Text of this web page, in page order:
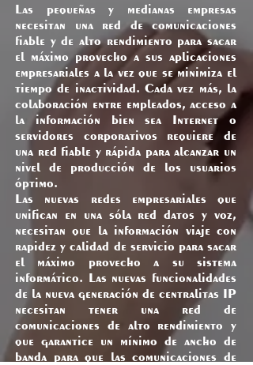
Las pequeñas y medianas empresas
necesitan una red de comunicaciones
fiable y de alto rendimiento para sacar
el máximo provecho a sus aplicaciones
empresariales a la vez que se minimiza el
tiempo de inactividad. Cada vez más, la
colaboración entre empleados, acceso a
la información bien sea Internet o
servidores corporativos requiere de
una red fiable y rápida para alcanzar un
nivel de producción de los usuarios
óptimo.
Las nuevas redes empresariales que
unifican en una sóla red datos y voz,
necesitan que la información viaje con
rapidez y calidad de servicio para sacar
el máximo provecho a su sistema
informático. Las nuevas funcionalidades
de la nueva generación de centralitas IP
necesitan tener una red de
comunicaciones de alto rendimiento y
que garantice un mínimo de ancho de
banda para que las comunicaciones de